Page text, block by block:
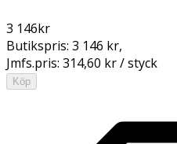
3 146kr
Butikspris: 3 146 kr,
Jmfs.pris: 314,60 kr / styck
Köp